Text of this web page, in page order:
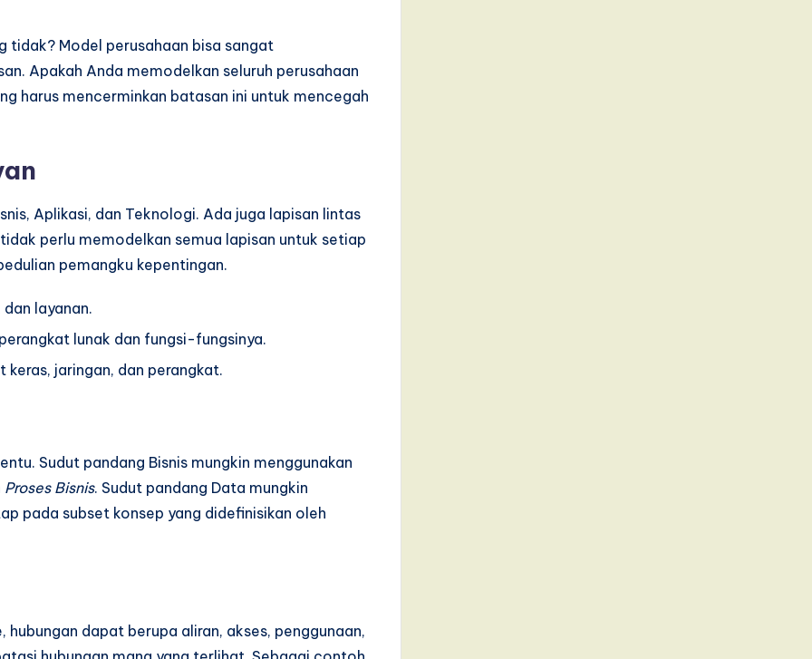
tidak? Model perusahaan bisa sangat
Apakah Anda memodelkan seluruh perusahaan
harus mencerminkan batasan ini untuk mencegah
Aplikasi, dan Teknologi. Ada juga lapisan lintas
perlu memodelkan semua lapisan untuk setiap
pemangku kepentingan.
layanan.
lunak dan fungsi-fungsinya.
keras, jaringan, dan perangkat.
Sudut pandang Bisnis mungkin menggunakan
Proses Bisnis. Sudut pandang Data mungkin
pada subset konsep yang didefinisikan oleh
dapat berupa aliran, akses, penggunaan,